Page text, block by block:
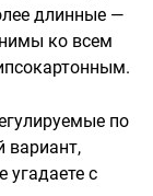
длинные —
ко всем
по
вариант,
угадаете с